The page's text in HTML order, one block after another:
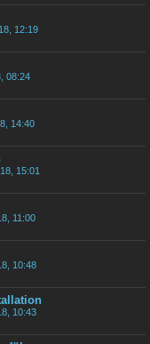
12:19
08:24
14:40
15:01
11:00
10:48
10:43